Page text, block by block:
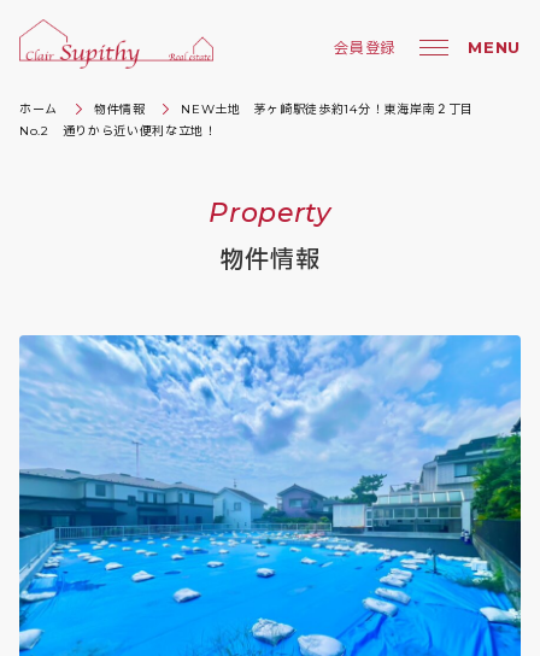
会員登録 MENU
ホーム 物件情報
NEW土地 茅ヶ崎駅徒歩約14分！東海岸南２丁目
No.2 通りから近い便利な立地！
Property
物件情報